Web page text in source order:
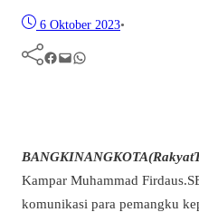
6 Oktober 2023•
Facebook Mail WhatsApp
Kampar Muhammad
komunikasi para pemangku